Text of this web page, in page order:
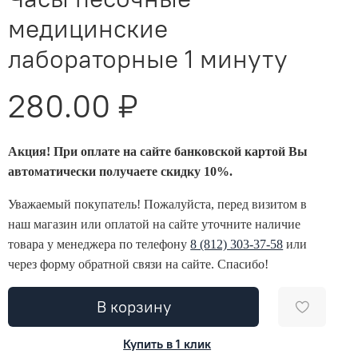
медицинские
лабораторные 1 минуту
280.00 ₽
Акция! При оплате на сайте банковской картой Вы
автоматически получаете скидку 10%.
Уважаемый покупатель! Пожалуйста, перед визитом в
наш магазин или оплатой на сайте уточните наличие
товара у менеджера по телефону8 (812) 303-37-58 или
через форму обратной связи на сайте. Спасибо!
В корзину
Купить в 1 клик